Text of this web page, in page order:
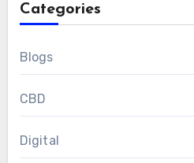
Categories
Blogs
CBD
Digital